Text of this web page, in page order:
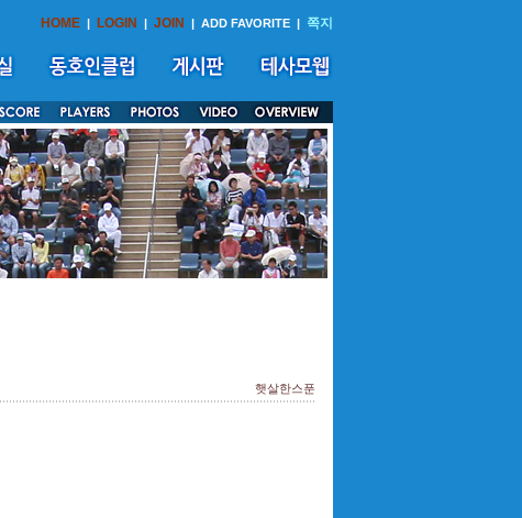
HOME | LOGIN | JOIN | ADD FAVORITE | 쪽지
햇살한스푼